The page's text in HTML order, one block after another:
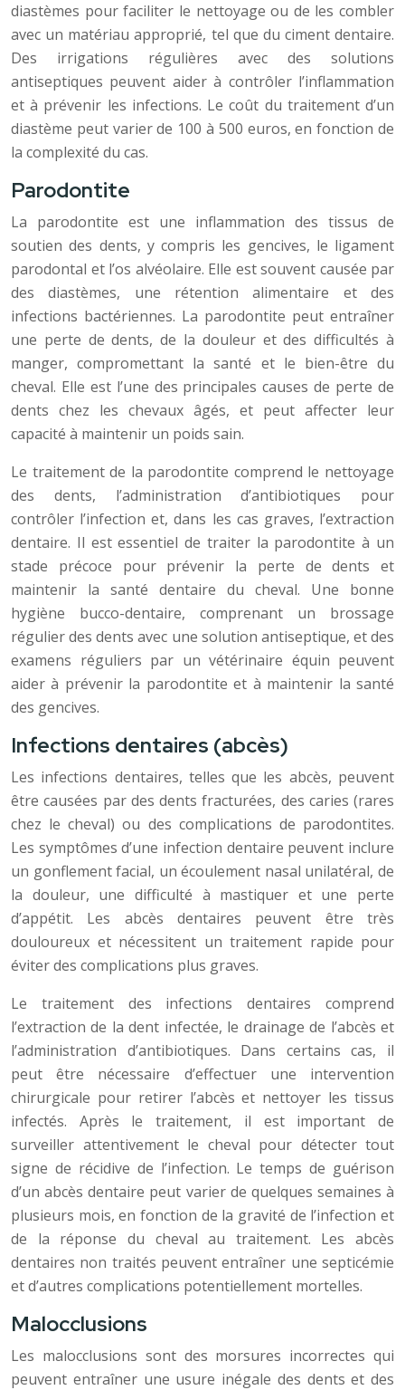
diastèmes pour faciliter le nettoyage ou de les combler
avec un matériau approprié, tel que du ciment dentaire.
Des irrigations régulières avec des solutions
antiseptiques peuvent aider à contrôler l’inflammation
et à prévenir les infections. Le coût du traitement d’un
diastème peut varier de 100 à 500 euros, en fonction de
la complexité du cas.
Parodontite
La parodontite est une inflammation des tissus de
soutien des dents, y compris les gencives, le ligament
parodontal et l’os alvéolaire. Elle est souvent causée par
des diastèmes, une rétention alimentaire et des
infections bactériennes. La parodontite peut entraîner
une perte de dents, de la douleur et des difficultés à
manger, compromettant la santé et le bien-être du
cheval. Elle est l’une des principales causes de perte de
dents chez les chevaux âgés, et peut affecter leur
capacité à maintenir un poids sain.
Le traitement de la parodontite comprend le nettoyage
des dents, l’administration d’antibiotiques pour
contrôler l’infection et, dans les cas graves, l’extraction
dentaire. Il est essentiel de traiter la parodontite à un
stade précoce pour prévenir la perte de dents et
maintenir la santé dentaire du cheval. Une bonne
hygiène bucco-dentaire, comprenant un brossage
régulier des dents avec une solution antiseptique, et des
examens réguliers par un vétérinaire équin peuvent
aider à prévenir la parodontite et à maintenir la santé
des gencives.
Infections dentaires (abcès)
Les infections dentaires, telles que les abcès, peuvent
être causées par des dents fracturées, des caries (rares
chez le cheval) ou des complications de parodontites.
Les symptômes d’une infection dentaire peuvent inclure
un gonflement facial, un écoulement nasal unilatéral, de
la douleur, une difficulté à mastiquer et une perte
d’appétit. Les abcès dentaires peuvent être très
douloureux et nécessitent un traitement rapide pour
éviter des complications plus graves.
Le traitement des infections dentaires comprend
l’extraction de la dent infectée, le drainage de l’abcès et
l’administration d’antibiotiques. Dans certains cas, il
peut être nécessaire d’effectuer une intervention
chirurgicale pour retirer l’abcès et nettoyer les tissus
infectés. Après le traitement, il est important de
surveiller attentivement le cheval pour détecter tout
signe de récidive de l’infection. Le temps de guérison
d’un abcès dentaire peut varier de quelques semaines à
plusieurs mois, en fonction de la gravité de l’infection et
de la réponse du cheval au traitement. Les abcès
dentaires non traités peuvent entraîner une septicémie
et d’autres complications potentiellement mortelles.
Malocclusions
Les malocclusions sont des morsures incorrectes qui
peuvent entraîner une usure inégale des dents et des